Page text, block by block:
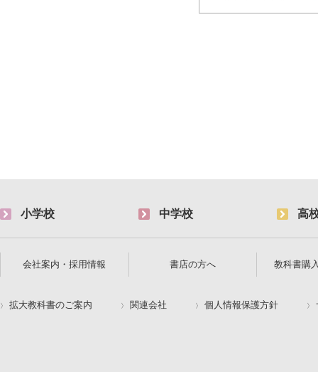
小学校 中学校 高
会社案内・採用情報 書店の方へ 教科書購
拡大教科書のご案内 関連会社 個人情報保護方針